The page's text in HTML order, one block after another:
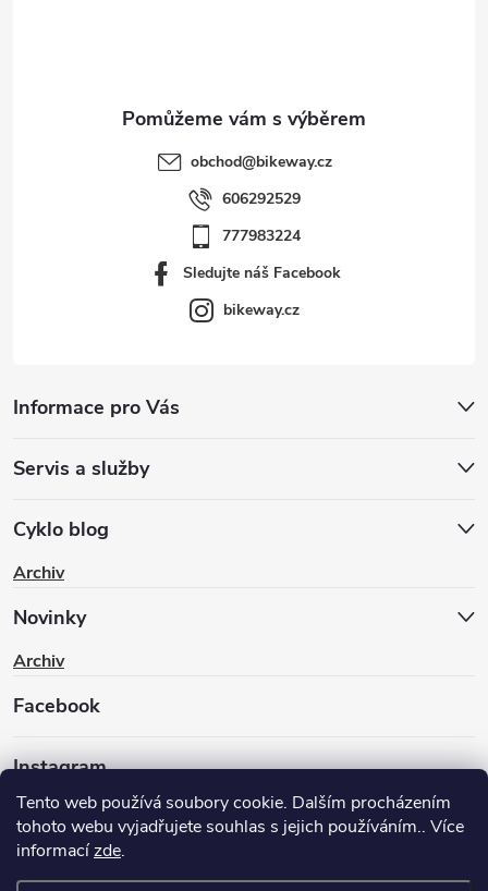
Tento web používá soubory cookie. Dalším procházením
tohoto webu vyjadřujete souhlas s jejich používáním.. Více
informacízde.
obchod@bikeway.cz
606292529
777983224
Sledujte náš Facebook
bikeway.cz
Informace pro Vás
Servis a služby
Cyklo blog
Archiv
Novinky
Archiv
Facebook
Instagram